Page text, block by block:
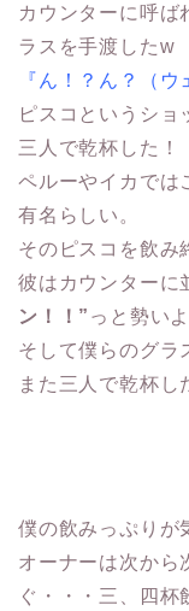
カウンターに呼ば
ラスを手渡したw
『ん！？ん？（
ピスコというショ
三人で乾杯した！
ペルーやイカでは
有名らしい。
そのピスコを飲み
彼はカウンターに
ン！！” っと勢い
そして僕らのグラ
また三人で乾杯し
僕の飲みっぷりが
オーナーは次から
ぐ・・・三、四